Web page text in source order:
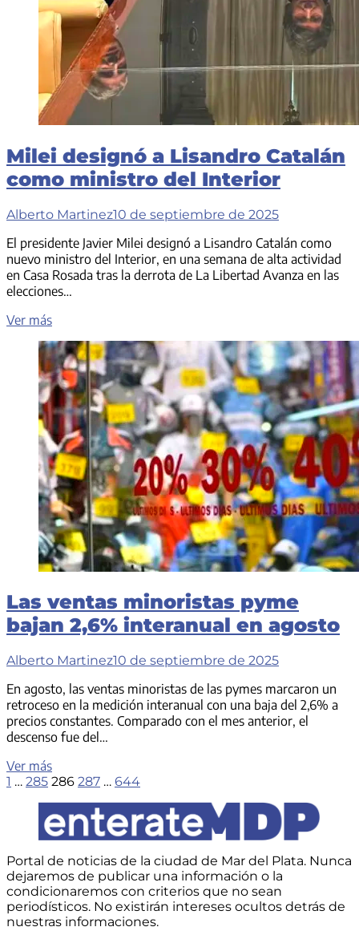
Milei designó a Lisandro Catalán
como ministro del Interior
Alberto Martinez10 de septiembre de 2025
El presidente Javier Milei designó a Lisandro Catalán como
nuevo ministro del Interior, en una semana de alta actividad
en Casa Rosada tras la derrota de La Libertad Avanza en las
elecciones…
Ver másMilei
a
Lisandro
Catalán
como
ministro
del
Interior
Las ventas minoristas pyme
bajan 2,6% interanual en agosto
Alberto Martinez10 de septiembre de 2025
En agosto, las ventas minoristas de las pymes marcaron un
retroceso en la medición interanual con una baja del 2,6% a
precios constantes. Comparado con el mes anterior, el
descenso fue del…
Ver másLas
ventas
pyme
bajan
2,6%
interanual
en
agosto
Paginación
entradas
Previous
Page
1 … Page
285 Page
286 Page
287 … Page
644Next
Portal de noticias de la ciudad de Mar del Plata. Nunca
dejaremos de publicar una información o la
condicionaremos con criterios que no sean
periodísticos. No existirán intereses ocultos detrás de
nuestras informaciones.